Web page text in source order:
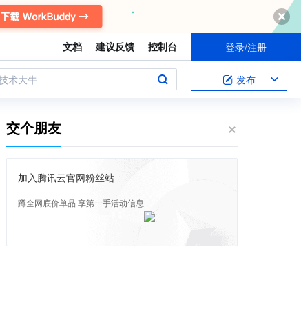
文档 建议反馈 控制台 登录/注册
术大牛 发布
交个朋友
加入腾讯云官网粉丝站
蹲全网底价单品 享第一手活动信息